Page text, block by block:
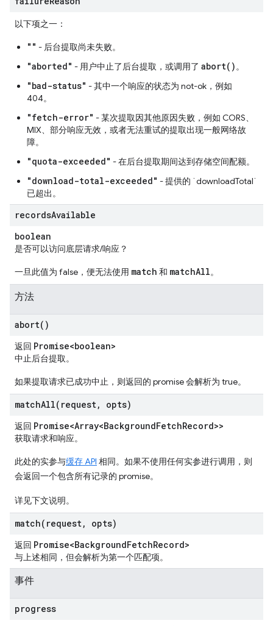
以下项之一：
"" - 后台提取尚未失败。
"aborted" - 用户中止了后台提取，或调用了 abort()。
"bad-status" - 其中一个响应的状态为 not-ok，例如
404。
"fetch-error" - 某次提取因其他原因失败，例如 CORS、
MIX、部分响应无效，或者无法重试的提取出现一般网络故
障。
"quota-exceeded" - 在后台提取期间达到存储空间配额。
"download-total-exceeded" - 提供的 `downloadTotal`
已超出。
recordsAvailable
boolean
是否可以访问底层请求/响应？
一旦此值为 false，便无法使用 match 和 matchAll。
方法
abort( )
返回 Promise<boolean>
中止后台提取。
如果提取请求已成功中止，则返回的 promise 会解析为 true。
matchAll( request, opts)
返回 Promise<Array<BackgroundFetchRecord>>
获取请求和响应。
此处的实参与缓存 API 相同。如果不使用任何实参进行调用，则
会返回一个包含所有记录的 promise。
详见下文说明。
match( request, opts)
返回 Promise<BackgroundFetchRecord>
与上述相同，但会解析为第一个匹配项。
事件
progress